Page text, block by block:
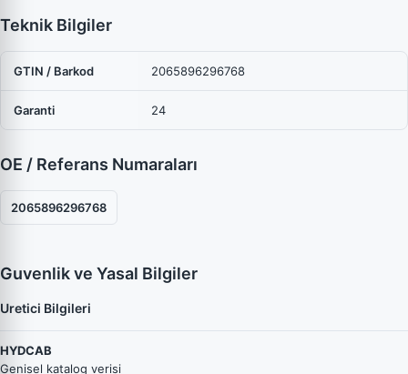
Teknik Bilgiler
GTIN / Barkod 2065896296768
Garanti 24
OE / Referans Numaraları
2065896296768
Guvenlik ve Yasal Bilgiler
Uretici Bilgileri
HYDCAB
Genisel katalog verisi